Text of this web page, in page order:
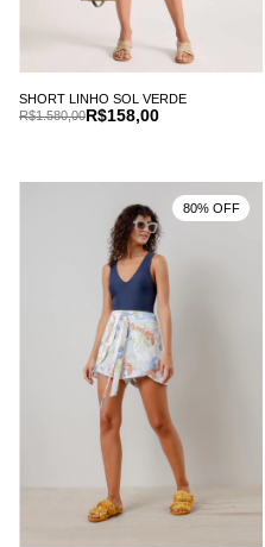
SHORT LINHO SOL VERDE
R$158,00
R$1.580,00
80% OFF